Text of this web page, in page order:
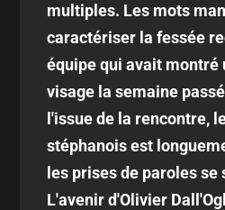
multiples. Les mots
caractériser la fessée
équipe qui avait montré
visage la semaine
l'issue de la rencontre,
stéphanois est
les prises de paroles se
L'avenir d'Olivier